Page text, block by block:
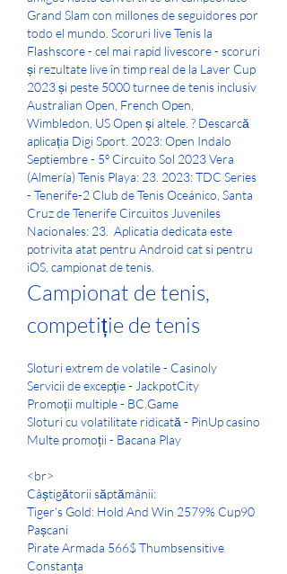
Grand Slam con millones de seguidores por
todo el mundo. Scoruri live Tenis la
Flashscore - cel mai rapid livescore - scoruri
și rezultate live în timp real de la Laver Cup
2023 și peste 5000 turnee de tenis inclusiv
Australian Open, French Open,
Wimbledon, US Open și altele. ? Descarcă
aplicația Digi Sport. 2023: Open Indalo
Septiembre - 5º Circuito Sol 2023 Vera
(Almería) Tenis Playa: 23. 2023: TDC Series
- Tenerife-2 Club de Tenis Oceánico, Santa
Cruz de Tenerife Circuitos Juveniles
Nacionales: 23.  Aplicatia dedicata este
potrivita atat pentru Android cat si pentru
iOS, campionat de tenis.
Campionat de tenis,
competiție de tenis
Sloturi extrem de volatile - Casinoly
Servicii de excepție - JackpotCity
Promoții multiple - BC.Game
Sloturi cu volatilitate ridicată - PinUp casino
Multe promoții - Bacana Play
<br>
Câștigătorii săptămânii:
Tiger's Gold: Hold And Win 2579% Cup90
Pașcani
Pirate Armada 566$ Thumbsensitive
Constanța